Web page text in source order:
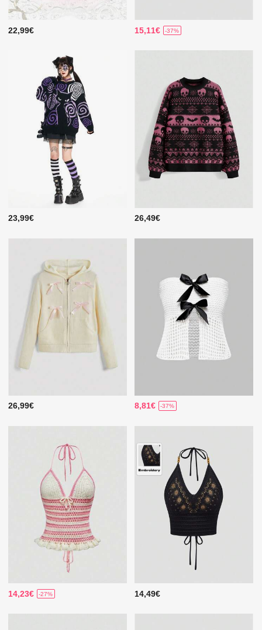
22,99€ 15,11€ -37%
23,99€ 26,49€
26,99€ 8,81€ -37%
14,23€ -27% 14,49€